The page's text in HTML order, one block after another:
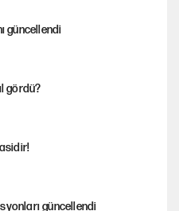
güncellendi
gördü?
güncellendi